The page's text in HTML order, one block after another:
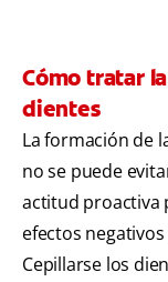
Cómo tratar
dientes
La formación de
no se puede
actitud proactiva
efectos
Cepillarse los